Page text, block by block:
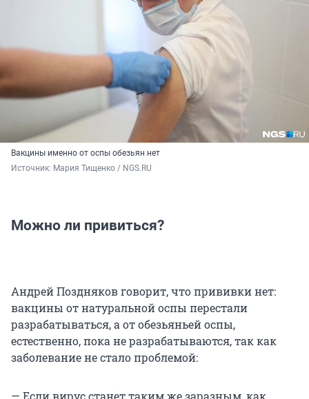
Вакцины именно от оспы обезьян нет
Источник: Мария Тищенко / NGS.RU
Можно ли привиться?
Андрей Поздняков говорит, что прививки нет:
вакцины от натуральной оспы перестали
разрабатываться, а от обезьяньей оспы,
естественно, пока не разрабатываются, так как
заболевание не стало проблемой:
— Если вирус станет таким же заразным, как